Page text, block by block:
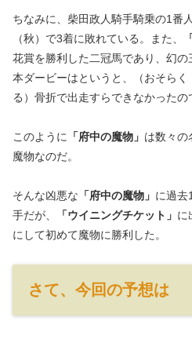
ちなみに、柴田政人騎手騎乗の1番
（秋）で3着に敗れている。また、
花賞を勝利した二冠馬であり、幻
本ダービーはというと、（おそらく
る）骨折で出走すらできなかったの
このように 「府中の魔物」 は数々の
魔物なのだ。
そんな凶悪な 「府中の魔物」 に過去
手だが、
「ウイニングチケット」 に
にして初めて魔物に勝利した。
さて、今回の予想は